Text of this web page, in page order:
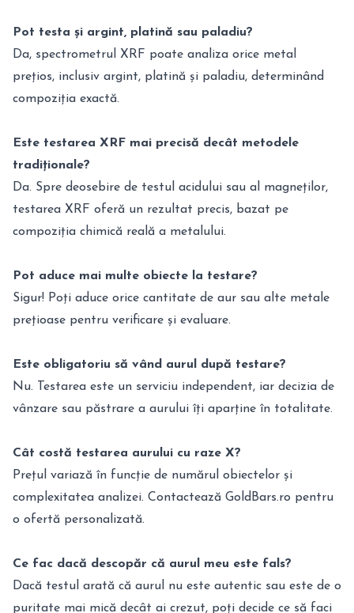
Pot testa și argint, platină sau paladiu?
Da, spectrometrul XRF poate analiza orice metal
prețios, inclusiv argint, platină și paladiu, determinând
compoziția exactă.
Este testarea XRF mai precisă decât metodele
tradiționale?
Da. Spre deosebire de testul acidului sau al magneților,
testarea XRF oferă un rezultat precis, bazat pe
compoziția chimică reală a metalului.
Pot aduce mai multe obiecte la testare?
Sigur! Poți aduce orice cantitate de aur sau alte metale
prețioase pentru verificare și evaluare.
Este obligatoriu să vând aurul după testare?
Nu. Testarea este un serviciu independent, iar decizia de
vânzare sau păstrare a aurului îți aparține în totalitate.
Cât costă testarea aurului cu raze X?
Prețul variază în funcție de numărul obiectelor și
complexitatea analizei. Contactează GoldBars.ro pentru
o ofertă personalizată.
Ce fac dacă descopăr că aurul meu este fals?
Dacă testul arată că aurul nu este autentic sau este de o
puritate mai mică decât ai crezut, poți decide ce să faci